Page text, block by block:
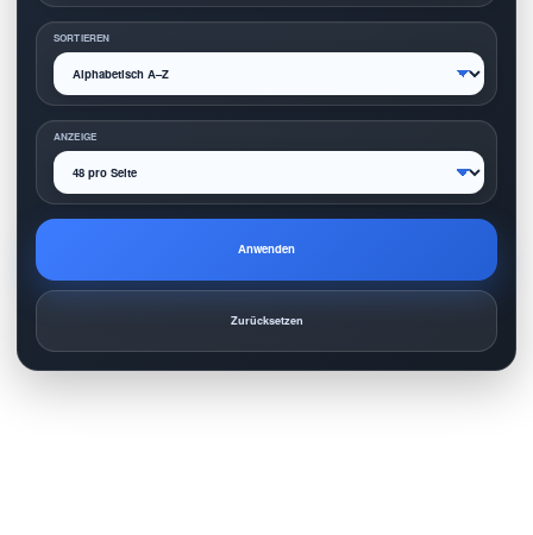
SORTIEREN
ANZEIGE
Anwenden
Zurücksetzen